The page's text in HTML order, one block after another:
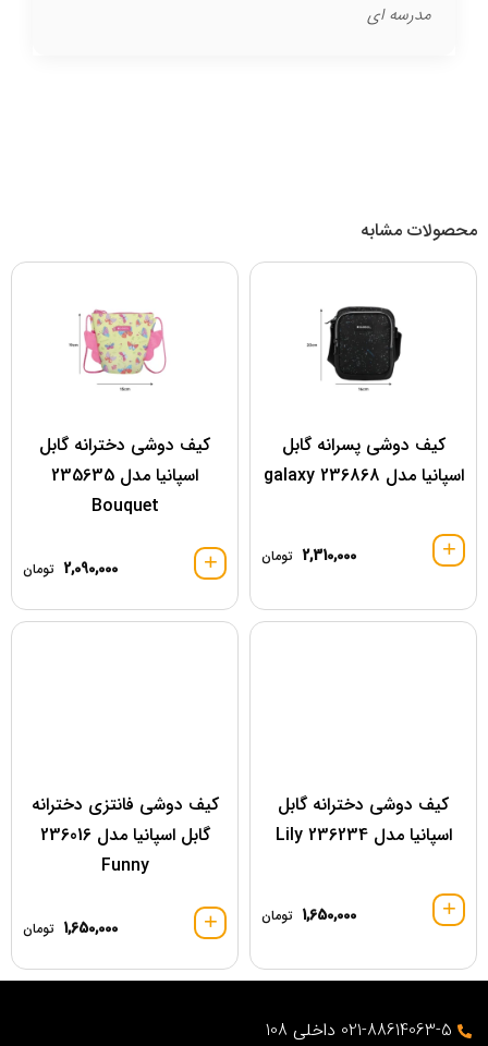
مدرسه ای
محصولات مشابه
کیف دوشی پسرانه گابل
اسپانیا مدل 236868 galaxy
2,310,000 تومان
کیف دوشی دخترانه گابل
اسپانیا مدل 235635
Bouquet
2,090,000 تومان
کیف دوشی دخترانه گابل
اسپانیا مدل 236234 Lily
1,650,000 تومان
کیف دوشی فانتزی دخترانه
گابل اسپانیا مدل 236016
Funny
1,650,000 تومان
021-88614063-5 داخلی 108